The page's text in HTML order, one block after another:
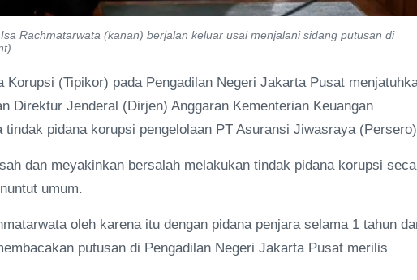
Rachmatarwata (kanan) berjalan keluar usai menjalani sidang putusan di
Korupsi (Tipikor) pada Pengadilan Negeri Jakarta Pusat
Direktur Jenderal (Dirjen) Anggaran Kementerian Keuangan
pidana korupsi pengelolaan PT Asuransi Jiwasraya
dan meyakinkan bersalah melakukan tindak pidana korupsi
umum.
oleh karena itu dengan pidana penjara selama 1 tahun
putusan di Pengadilan Negeri Jakarta Pusat merilis